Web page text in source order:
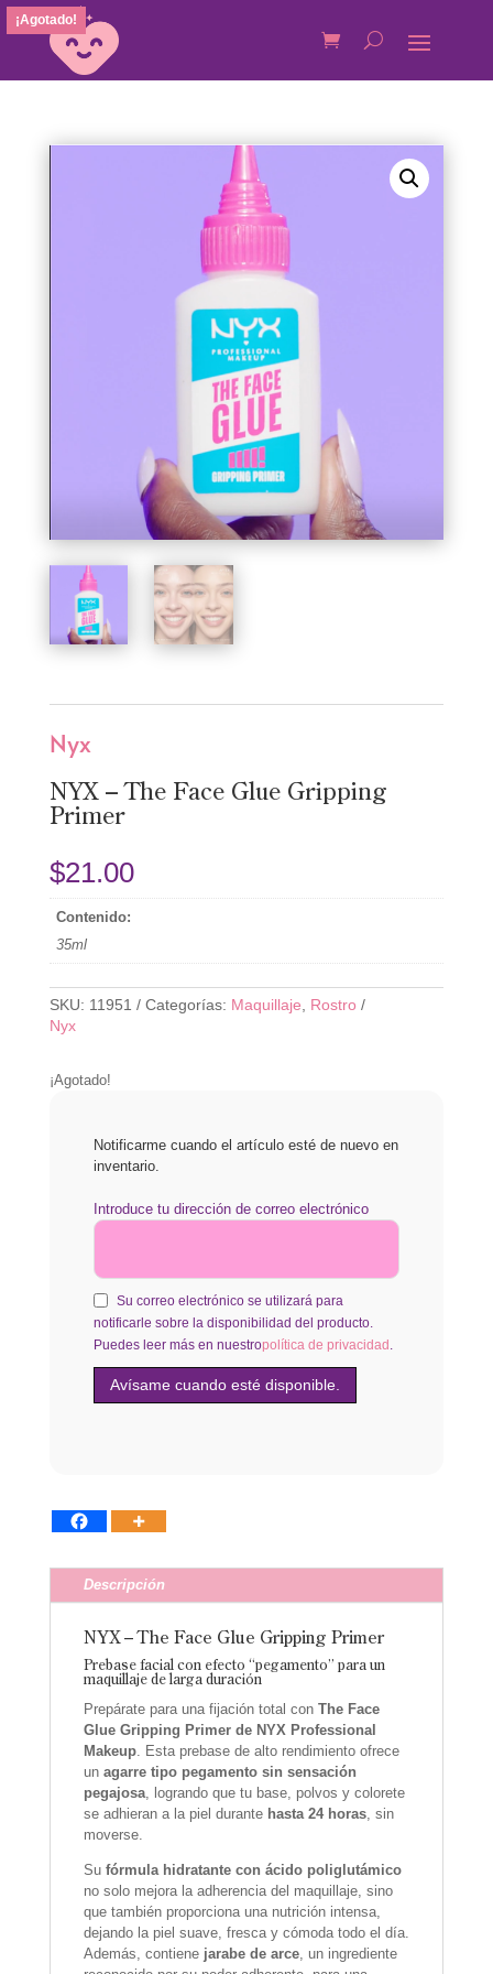
¡Agotado!
Nyx
NYX – The Face Glue Gripping
Primer
$21.00
Contenido:
35ml
SKU: 11951 Categorías: Maquillaje
Rostro
Nyx
¡Agotado!
Notificarme cuando el artículo esté de nuevo en
inventario.
Introduce tu dirección de correo electrónico
Su correo electrónico se utilizará para
notificarle sobre la disponibilidad del producto.
Puedes leer más en nuestropolítica de privacidad .
Descripción
NYX – The Face Glue Gripping Primer
Prebase facial con efecto “pegamento” para un
maquillaje de larga duración
Prepárate para una fijación total con The Face
Glue Gripping Primer de NYX Professional
Makeup. Esta prebase de alto rendimiento ofrece
un agarre tipo pegamento sin sensación
pegajosa, logrando que tu base, polvos y colorete
se adhieran a la piel durante hasta 24 horas, sin
moverse.
Su fórmula hidratante con ácido poliglutámico
no solo mejora la adherencia del maquillaje, sino
que también proporciona una nutrición intensa,
dejando la piel suave, fresca y cómoda todo el día.
Además, contiene jarabe de arce, un ingrediente